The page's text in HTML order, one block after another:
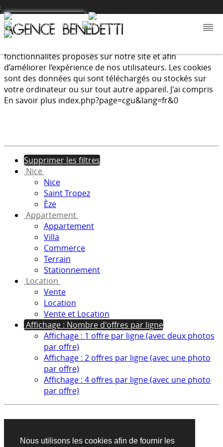
Nous utilisons les cookies afin de fournir les
fonctionnalités proposés sur notre site et afin
d’améliorer l’expérience de nos utilisateurs. Les cookies
sont des données qui sont téléchargés ou stockés sur
votre ordinateur ou sur tout autre appareil. J'ai compris
En savoir plus index.php?page=cgu&lang=fr&0
:
Supprimer les filtres
Nice
Nice
Saint Tropez
Èze
Appartement
Appartement
Villa
Commerce
Terrain
Stationnement
Location
Vente
Location
Vente et Location
Affichage : Nombre d'offres par ligne
Affichage : 1 offre par ligne (avec deux photos
par offre)
Affichage : 2 offres par ligne (avec une photo
par offre)
Affichage : 4 offres par ligne (avec une photo
par offre)